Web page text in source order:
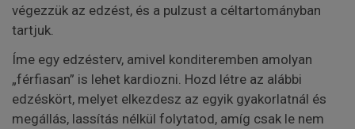
végezzük az edzést, és a pulzust a céltartományban
tartjuk.
Íme egy edzésterv, amivel konditeremben amolyan
„férfiasan” is lehet kardiozni. Hozd létre az alábbi
edzéskört, melyet elkezdesz az egyik gyakorlatnál és
megállás, lassítás nélkül folytatod, amíg csak le nem